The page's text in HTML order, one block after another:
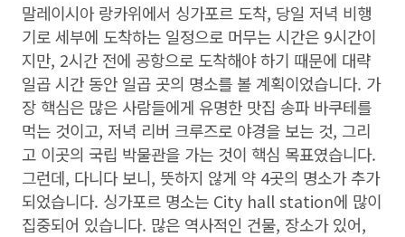
말레이시아 랑카위에서 싱가포르 도착, 당일 저녁 비행
기로 세부에 도착하는 일정으로 머무는 시간은 9시간이
지만, 2시간 전에 공항으로 도착해야 하기 때문에 대략
일곱 시간 동안 일곱 곳의 명소를 볼 계획이었습니다. 가
장 핵심은 많은 사람들에게 유명한 맛집 송파 바쿠테를
먹는 것이고, 저녁 리버 크루즈로 야경을 보는 것, 그리
고 이곳의 국립 박물관을 가는 것이 핵심 목표였습니다.
그런데, 다니다 보니, 뜻하지 않게 약 4곳의 명소가 추가
되었습니다. 싱가포르 명소는 City hall station에 많이
집중되어 있습니다. 많은 역사적인 건물, 장소가 있어,